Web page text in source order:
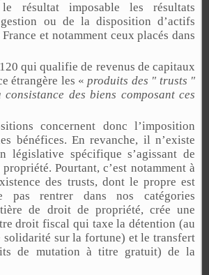
résultat imposable les résultats
ou de la disposition d’actifs
et notamment ceux placés dans
qui qualifie de revenus de capitaux
étrangère les « produits des " trusts "
des biens composant ces
concernent donc l’imposition
bénéfices. En revanche, il n’existe
législative spécifique s’agissant de
Pourtant, c’est notamment à
des trusts, dont le propre est
pas rentrer dans nos catégories
de droit de propriété, crée une
droit fiscal qui taxe la détention (au
solidarité sur la fortune) et le transfert
de mutation à titre gratuit) de la